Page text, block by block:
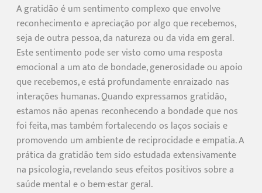
A gratidão é um sentimento complexo que envolve
reconhecimento e apreciação por algo que recebemos,
seja de outra pessoa, da natureza ou da vida em geral.
Este sentimento pode ser visto como uma resposta
emocional a um ato de bondade, generosidade ou apoio
que recebemos, e está profundamente enraizado nas
interações humanas. Quando expressamos gratidão,
estamos não apenas reconhecendo a bondade que nos
foi feita, mas também fortalecendo os laços sociais e
promovendo um ambiente de reciprocidade e empatia. A
prática da gratidão tem sido estudada extensivamente
na psicologia, revelando seus efeitos positivos sobre a
saúde mental e o bem-estar geral.